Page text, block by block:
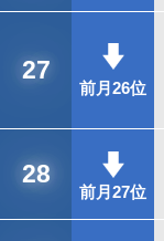
27
前月26位
28
前月27位